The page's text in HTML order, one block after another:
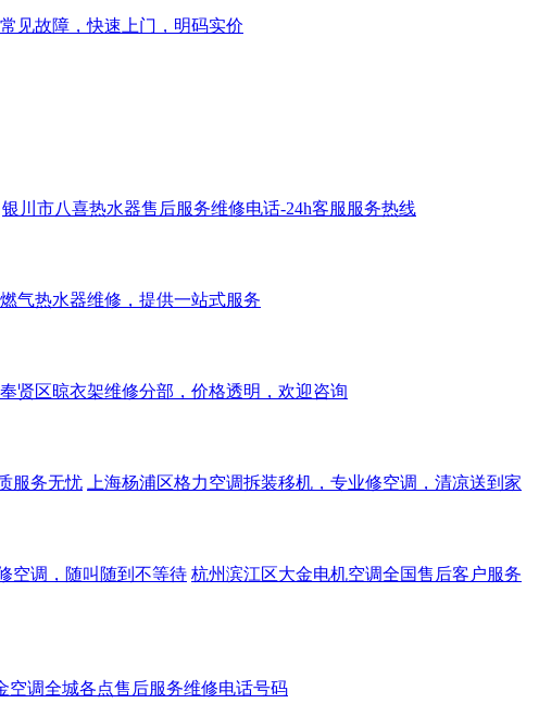
见故障，快速上门，明码实价
银川市八喜热水器售后服务维修电话-24h客服服务热线
气热水器维修，提供一站式服务
贤区晾衣架维修分部，价格透明，欢迎咨询
服务无忧 上海杨浦区格力空调拆装移机，专业修空调，清凉送到家
空调，随叫随到不等待 杭州滨江区大金电机空调全国售后客户服务
空调全城各点售后服务维修电话号码